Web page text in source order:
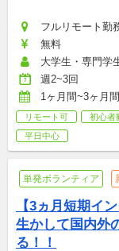
フルリモート勤
無料
大学生・専門学
週2~3回
1ヶ月間~3ヶ月間
リモート可 初心者
平日中心
単発ボランティア
【3ヵ月短期イ
生かして国内外
る！！